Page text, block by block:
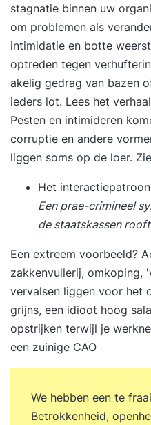
hulptroepen gelegd. 16.40 - 17.00: Terugblik op
dag 1, vooruitblik en
Ochtendprogramma 09.30 - 10.00: Ontvangst
met koffie/thee 10.00 - 10.15: Terugblik op dag 1
en uitleg van de dag 10.15 - 11.00: Casus vertellen
en deelnemers vragen
mee wordt omgegaan.
bespreken. 11.00 - 11.15: Pauze 11.15 - 12.55:
Systemisch werken:
bespreken. Hoe zou je
principes aanpakken? 12.55 – 13.00: Terugblik op
de ochtend 13.00 - 13.45: Lunch
Middagprogramma 13.45 - 15.00: Verlies- en
winstbalans van
ICM er idealiter uit?
Pauze 15.15 – 16.40: Hoe kan een ICM in jouw
organisatie eruit zien?
leerdoelen en het
digitale evaluatie en
stagnatie binnen uw
om problemen als
intimidatie en botte
optreden tegen
akelig gedrag van bazen
ieders lot. Lees het
Pesten en intimideren
corruptie en andere
liggen soms op de loer.
Het
Een prae-crimineel
de staatskassen rooft
Een extreem voorbeeld?
zakkenvullerij, omkoping,
vervalsen liggen voor het
grijns, een idioot hoog
opstrijken terwijl je
een zuinige CAO
We hebben een te
Betrokkenheid,